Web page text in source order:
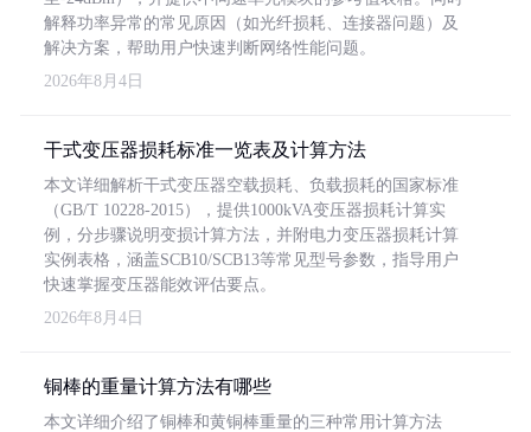
解释功率异常的常见原因（如光纤损耗、连接器问题）及
解决方案，帮助用户快速判断网络性能问题。
2026年8月4日
干式变压器损耗标准一览表及计算方法
本文详细解析干式变压器空载损耗、负载损耗的国家标准
（GB/T 10228-2015），提供1000kVA变压器损耗计算实
例，分步骤说明变损计算方法，并附电力变压器损耗计算
实例表格，涵盖SCB10/SCB13等常见型号参数，指导用户
快速掌握变压器能效评估要点。
2026年8月4日
铜棒的重量计算方法有哪些
本文详细介绍了铜棒和黄铜棒重量的三种常用计算方法